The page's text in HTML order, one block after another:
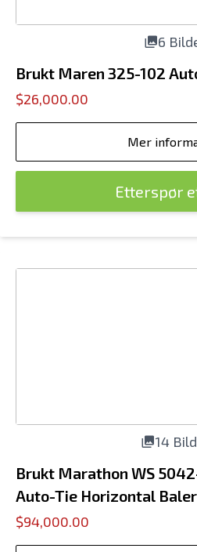
6
Brukt Maren 325-102
$26,000.00
Mer
Etterspør
14
Brukt Marathon WS
Auto-Tie Horizontal Baler
$94,000.00